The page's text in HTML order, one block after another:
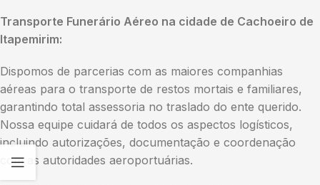
Transporte Funerário Aéreo na cidade de Cachoeiro de
Itapemirim:
Dispomos de parcerias com as maiores companhias
aéreas para o transporte de restos mortais e familiares,
garantindo total assessoria no traslado do ente querido.
Nossa equipe cuidará de todos os aspectos logísticos,
incluindo autorizações, documentação e coordenação
com as autoridades aeroportuárias.